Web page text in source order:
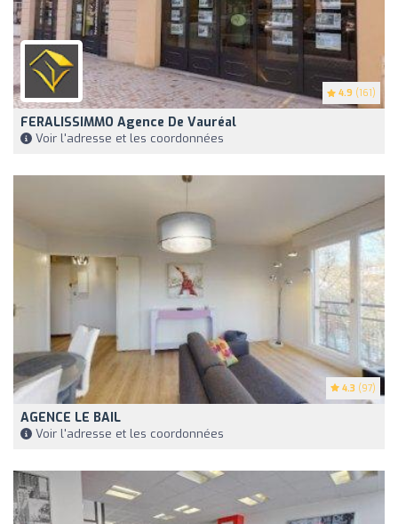
4.9 (161)
FERALISSIMMO Agence De Vauréal
Voir l'adresse et les coordonnées
4.3 (97)
AGENCE LE BAIL
Voir l'adresse et les coordonnées